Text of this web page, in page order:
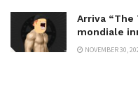
Arriva “The
mondiale
NOVEMBER 30,